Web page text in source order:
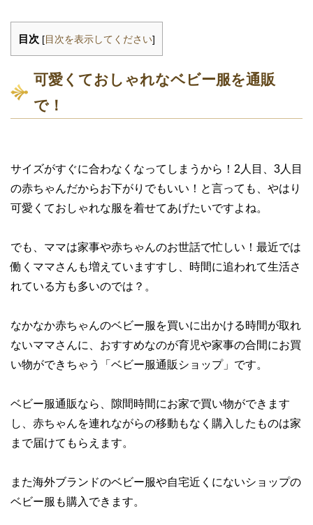
目次 [目次を表示してください]
可愛くておしゃれなベビー服を通販
で！
サイズがすぐに合わなくなってしまうから！2人目、3人目
の赤ちゃんだからお下がりでもいい！と言っても、やはり
可愛くておしゃれな服を着せてあげたいですよね。
でも、ママは家事や赤ちゃんのお世話で忙しい！最近では
働くママさんも増えていますすし、時間に追われて生活さ
れている方も多いのでは？。
なかなか赤ちゃんのベビー服を買いに出かける時間が取れ
ないママさんに、おすすめなのが育児や家事の合間にお買
い物ができちゃう「ベビー服通販ショップ」です。
ベビー服通販なら、隙間時間にお家で買い物ができます
し、赤ちゃんを連れながらの移動もなく購入したものは家
まで届けてもらえます。
また海外ブランドのベビー服や自宅近くにないショップの
ベビー服も購入できます。